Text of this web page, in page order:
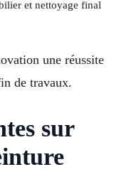
et nettoyage final
une réussite
de travaux.
sur